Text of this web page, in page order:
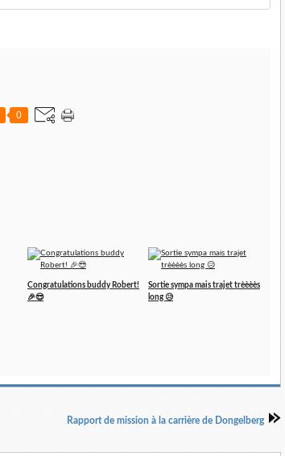
0
Congratulations buddy Robert!
🎉😎
Sortie sympa mais trajet trèèèès
long 😥
Rapport de mission à la carrière de Dongelberg